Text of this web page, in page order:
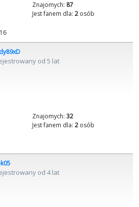
Znajomych: 87
Jest fanem dla: 2 osób
od 5 lat
Znajomych: 32
Jest fanem dla: 2 osób
od 4 lat